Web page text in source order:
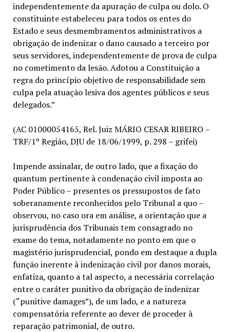
independentemente da apuração de culpa ou dolo. O
constituinte estabeleceu para todos os entes do
Estado e seus desmembramentos administrativos a
obrigação de indenizar o dano causado a terceiro por
seus servidores, independentemente de prova de culpa
no cometimento da lesão. Adotou a Constituição a
regra do princípio objetivo de responsabilidade sem
culpa pela atuação lesiva dos agentes públicos e seus
delegados.”
(AC 01000054165, Rel. Juiz MÁRIO CESAR RIBEIRO –
TRF/1º Região, DJU de 18/06/1999, p. 298 – grifei)
Impende assinalar, de outro lado, que a fixação do
quantum pertinente à condenação civil imposta ao
Poder Público – presentes os pressupostos de fato
soberanamente reconhecidos pelo Tribunal a quo –
observou, no caso ora em análise, a orientação que a
jurisprudência dos Tribunais tem consagrado no
exame do tema, notadamente no ponto em que o
magistério jurisprudencial, pondo em destaque a dupla
função inerente à indenização civil por danos morais,
enfatiza, quanto a tal aspecto, a necessária correlação
entre o caráter punitivo da obrigação de indenizar
(“punitive damages”), de um lado, e a natureza
compensatória referente ao dever de proceder à
reparação patrimonial, de outro.